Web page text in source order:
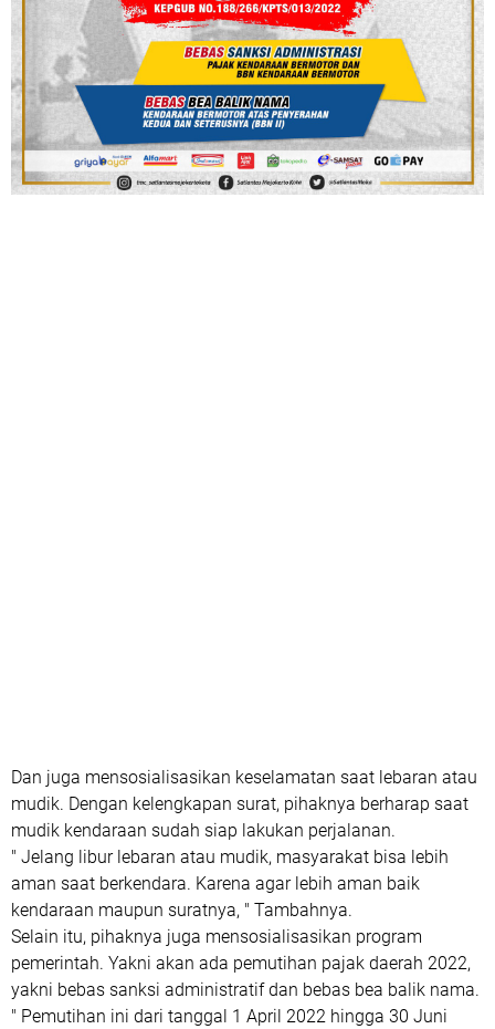
Dan juga mensosialisasikan keselamatan saat lebaran atau
mudik. Dengan kelengkapan surat, pihaknya berharap saat
mudik kendaraan sudah siap lakukan perjalanan.
" Jelang libur lebaran atau mudik, masyarakat bisa lebih
aman saat berkendara. Karena agar lebih aman baik
kendaraan maupun suratnya, " Tambahnya.
Selain itu, pihaknya juga mensosialisasikan program
pemerintah. Yakni akan ada pemutihan pajak daerah 2022,
yakni bebas sanksi administratif dan bebas bea balik nama.
" Pemutihan ini dari tanggal 1 April 2022 hingga 30 Juni